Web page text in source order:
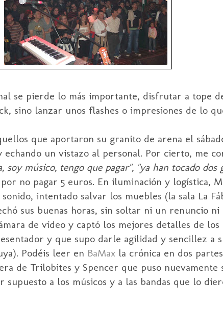
se pierde lo más importante, disfrutar a tope
, sino lanzar unos flashes o impresiones de lo
que aportaron su granito de arena el
un vistazo al personal. Por cierto, me
soy músico, tengo que pagar", "ya han tocado dos
no pagar 5 euros. En iluminación y logística,
intentado salvar los muebles (la sala La
sus buenas horas, sin soltar ni un renuncio ni
de vídeo y captó los mejores detalles de
y que supo darle agilidad y sencillez a
Podéis leer en BaMax la crónica en dos
de Trilobites y Spencer que puso nuevamente
supuesto a los músicos y a las bandas que lo